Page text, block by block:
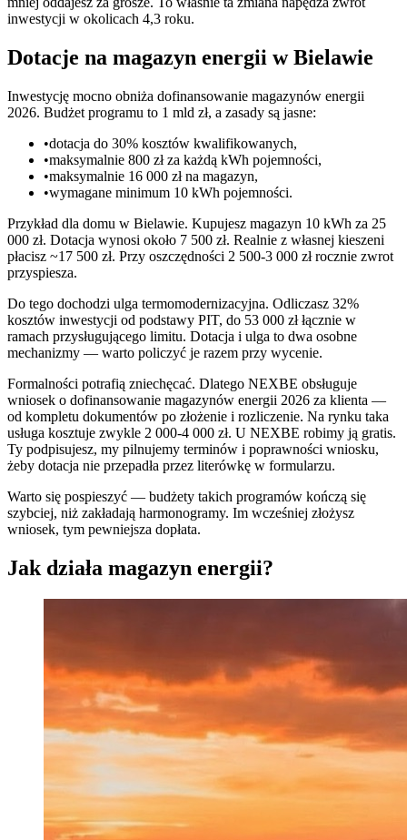
inwestycji w okolicach 4,3 roku.
Dotacje na magazyn energii w Bielawie
Inwestycję mocno obniża dofinansowanie magazynów energii
2026. Budżet programu to 1 mld zł, a zasady są jasne:
•dotacja do 30% kosztów kwalifikowanych,
•maksymalnie 800 zł za każdą kWh pojemności,
•maksymalnie 16 000 zł na magazyn,
•wymagane minimum 10 kWh pojemności.
Przykład dla domu w Bielawie. Kupujesz magazyn 10 kWh za 25
000 zł. Dotacja wynosi około 7 500 zł. Realnie z własnej kieszeni
płacisz ~17 500 zł. Przy oszczędności 2 500-3 000 zł rocznie zwrot
przyspiesza.
Do tego dochodzi ulga termomodernizacyjna. Odliczasz 32%
kosztów inwestycji od podstawy PIT, do 53 000 zł łącznie w
ramach przysługującego limitu. Dotacja i ulga to dwa osobne
mechanizmy — warto policzyć je razem przy wycenie.
Formalności potrafią zniechęcać. Dlatego NEXBE obsługuje
wniosek o dofinansowanie magazynów energii 2026 za klienta —
od kompletu dokumentów po złożenie i rozliczenie. Na rynku taka
usługa kosztuje zwykle 2 000-4 000 zł. U NEXBE robimy ją gratis.
Ty podpisujesz, my pilnujemy terminów i poprawności wniosku,
żeby dotacja nie przepadła przez literówkę w formularzu.
Warto się pospieszyć — budżety takich programów kończą się
szybciej, niż zakładają harmonogramy. Im wcześniej złożysz
wniosek, tym pewniejsza dopłata.
Jak działa magazyn energii?